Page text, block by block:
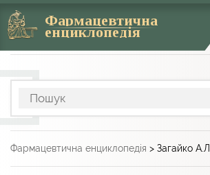
Фармацевтична
енциклопедія
Фармацевтична енциклопедія > Загайко А.Л.